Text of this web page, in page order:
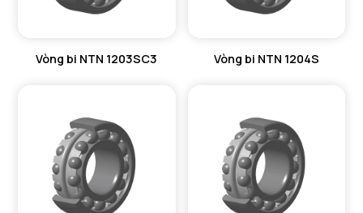
Vòng bi NTN 1203SC3 Vòng bi NTN 1204S